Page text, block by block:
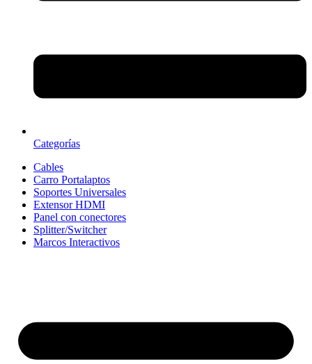
Categorías
Cables
Carro Portalaptos
Soportes Universales
Extensor HDMI
Panel con conectores
Splitter/Switcher
Marcos Interactivos